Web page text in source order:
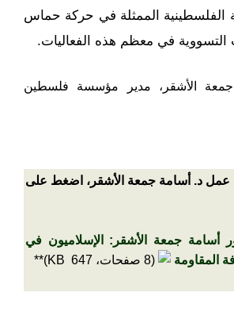
الفلسطينية الممثلة في حركة حماس
التسووية في معظم هذه الفعاليات.
جمعة الأشقر، مدير مؤسسة فلسطين
عمل د. أسامة جمعة الأشقر ، اضغط على
أسامة جمعة الأشقر: الإسلاميون في
المقاومة
(8 صفحات، 647 KB)* *